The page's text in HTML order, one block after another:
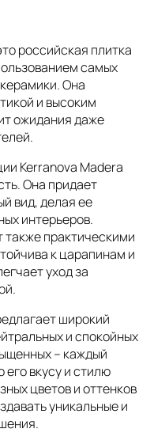
российская плитка
самых
Она
и высоким
ожидания даже
Kerranova Madera
Она придает
вид, делая ее
интерьеров.
также практическими
к царапинам и
уход за
широкий
и спокойных
– каждый
его вкусу и стилю
цветов и оттенков
уникальные и